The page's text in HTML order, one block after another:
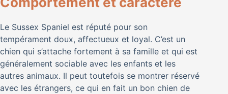
Le Sussex Spaniel est réputé pour son
tempérament doux, affectueux et loyal. C’est un
chien qui s’attache fortement à sa famille et qui est
généralement sociable avec les enfants et les
autres animaux. Il peut toutefois se montrer réservé
avec les étrangers, ce qui en fait un bon chien de